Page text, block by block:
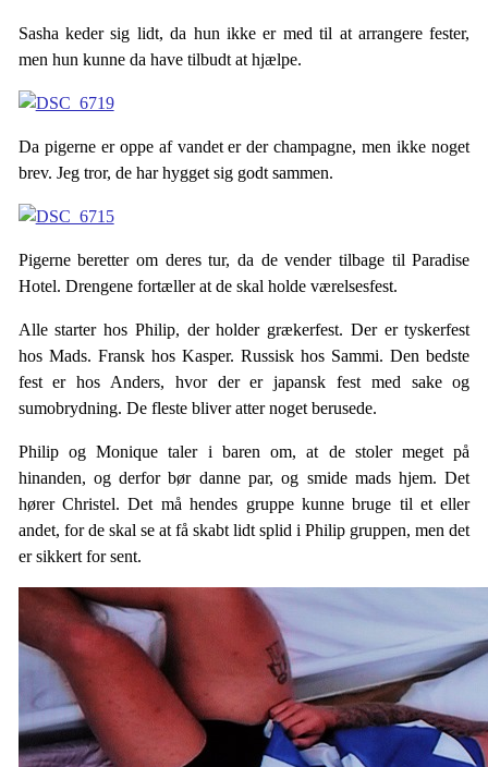
Sasha keder sig lidt, da hun ikke er med til at arrangere fester,
men hun kunne da have tilbudt at hjælpe.
Da pigerne er oppe af vandet er der champagne, men ikke noget
brev. Jeg tror, de har hygget sig godt sammen.
Pigerne beretter om deres tur, da de vender tilbage til Paradise
Hotel. Drengene fortæller at de skal holde værelsesfest.
Alle starter hos Philip, der holder grækerfest. Der er tyskerfest
hos Mads. Fransk hos Kasper. Russisk hos Sammi. Den bedste
fest er hos Anders, hvor der er japansk fest med sake og
sumobrydning. De fleste bliver atter noget berusede.
Philip og Monique taler i baren om, at de stoler meget på
hinanden, og derfor bør danne par, og smide mads hjem. Det
hører Christel. Det må hendes gruppe kunne bruge til et eller
andet, for de skal se at få skabt lidt splid i Philip gruppen, men det
er sikkert for sent.